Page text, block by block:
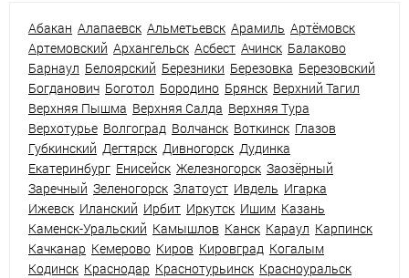
Абакан Алапаевск Альметьевск Арамиль Артёмовск
Артемовский Архангельск Асбест Ачинск Балаково
Барнаул Белоярский Березники Березовка Березовский
Богданович Боготол Бородино Брянск Верхний Тагил
Верхняя Пышма Верхняя Салда Верхняя Тура
Верхотурье Волгоград Волчанск Воткинск Глазов
Губкинский Дегтярск Дивногорск Дудинка
Екатеринбург Енисейск Железногорск Заозёрный
Заречный Зеленогорск Златоуст Ивдель Игарка
Ижевск Иланский Ирбит Иркутск Ишим Казань
Каменск-Уральский Камышлов Канск Караул Карпинск
Качканар Кемерово Киров Кировград Когалым
Кодинск Краснодар Краснотурьинск Красноуральск